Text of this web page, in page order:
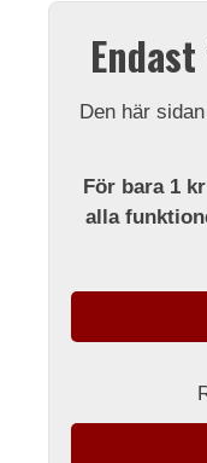
Den här
För bara 1
alla